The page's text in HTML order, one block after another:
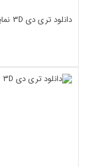
دانلود تری دی 3D نمایش فایل dwg جزئیات (کد21566)